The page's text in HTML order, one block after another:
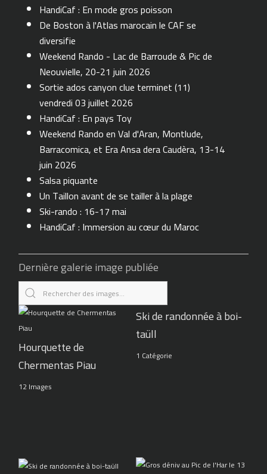
HandiCaf : En mode gros poisson
De Boston à l'Atlas marocain le CAF se
diversifie
Weekend Rando - Lac de Barroude & Pic de
Neouvielle, 20-21 juin 2026
Sortie ados canyon clue terminet (11)
vendredi 03 juillet 2026
HandiCaf : En pays Toy
Weekend Rando en Val d'Aran, Montlude,
Barracomica, et Era Ansa dera Caudèra, 13-14
juin 2026
Salsa piquante
Un Taillon avant de se tailler à la plage
Ski-rando : 16-17 mai
HandiCaf : Immersion au cœur du Maroc
Dernière galerie image publiée
Hourquette de
Chermentas Piau
12 Images
Ski de randonnée à boi-
taüll
1 Catégorie